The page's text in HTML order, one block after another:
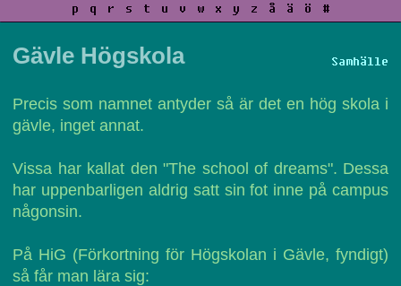
p
q r s t u v w x y z å ä ö #
Samhälle
Gävle Högskola
Precis som namnet antyder så är det en hög skola i
gävle, inget annat.
Vissa har kallat den "The school of dreams". Dessa
har uppenbarligen aldrig satt sin fot inne på campus
någonsin.
På HiG (Förkortning för Högskolan i Gävle, fyndigt)
så får man lära sig: